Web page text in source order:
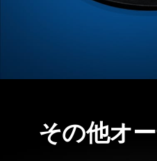
その他オ